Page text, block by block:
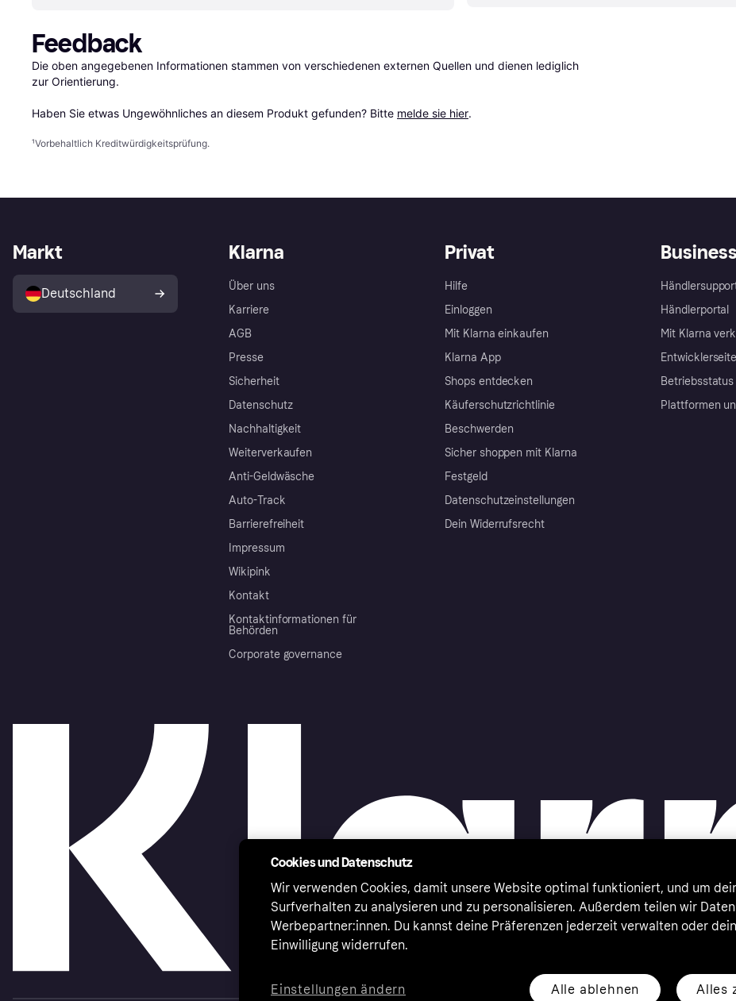
Feedback
Die oben angegebenen Informationen stammen von verschiedenen externen Quellen und dienen lediglich
zur Orientierung.
Haben Sie etwas Ungewöhnliches an diesem Produkt gefunden? Bitte melde sie hier.
¹Vorbehaltlich Kreditwürdigkeitsprüfung.
Klarna
Über uns
Karriere
AGB
Presse
Sicherheit
Datenschutz
Nachhaltigkeit
Weiterverkaufen
Anti-Geldwäsche
Auto-Track
Barrierefreiheit
Impressum
Wikipink
Kontakt
Kontaktinformationen für
Behörden
Corporate governance
Privat
Hilfe
Einloggen
Mit Klarna einkaufen
Klarna App
Shops entdecken
Käuferschutzrichtlinie
Beschwerden
Sicher shoppen mit Klarna
Festgeld
Datenschutzeinstellungen
Dein Widerrufsrecht
Business
Händlerportal
Mit Klarna
Entwicklerseite
Betriebsstatus
Plattformen
Markt
Deutschland
Cookies und Datenschutz
Wir verwenden Cookies, damit unsere Website optimal funktioniert, und um
Surfverhalten zu analysieren und zu personalisieren. Außerdem teilen wir
Werbepartner:innen. Du kannst deine Präferenzen jederzeit verwalten oder
Einwilligung widerrufen.
Alle ablehnen Alles
Einstellungen ändern